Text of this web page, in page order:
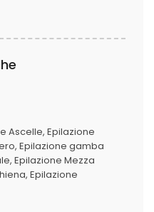
Ascelle Epilazione
Epilazione gamba
Epilazione Mezza
Epilazione